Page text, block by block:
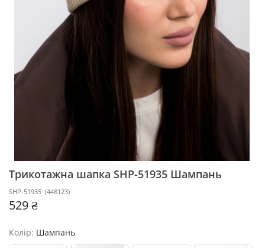
Трикотажна шапка SHP-51935 Шампань
SHP-51935 (448123)
529 ₴
Колір: Шампань